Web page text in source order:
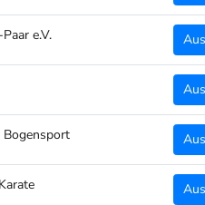
e.V.
Bogensport